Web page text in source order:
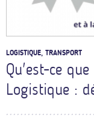
LOGISTIQUE, TRANSPORT
Qu'est-ce
Logistique :